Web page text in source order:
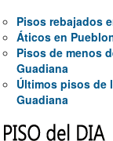
Pisos rebajados
Áticos en
Pisos de menos
Guadiana
Últimos pisos de
Guadiana